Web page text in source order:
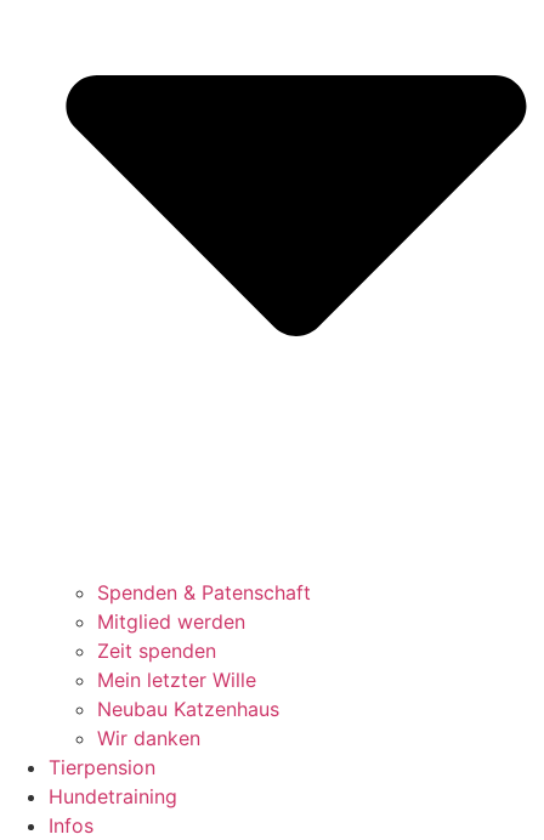
Spenden & Patenschaft
Mitglied werden
Zeit spenden
Mein letzter Wille
Neubau Katzenhaus
Wir danken
Tierpension
Hundetraining
Infos